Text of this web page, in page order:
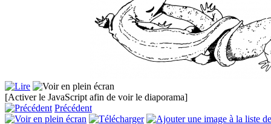
[Activer le JavaScript afin de voir le diaporama]
Précédent